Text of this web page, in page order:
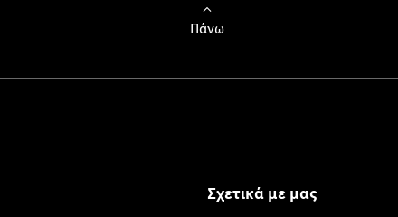
Πάνω
Σχετικά με μας